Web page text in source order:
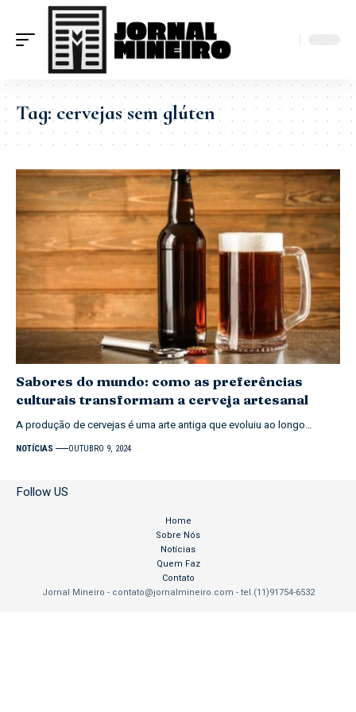
Tag:cervejas sem glúten
Sabores do mundo: como as preferências
culturais transformam a cerveja artesanal
A produção de cervejas é uma arte antiga que evoluiu ao longo…
NOTÍCIAS OUTUBRO 9, 2024
Follow US
Jornal Mineiro - contato@jornalmineiro.com - tel.(11)91754-6532
Home
Sobre Nós
Notícias
Quem Faz
Contato